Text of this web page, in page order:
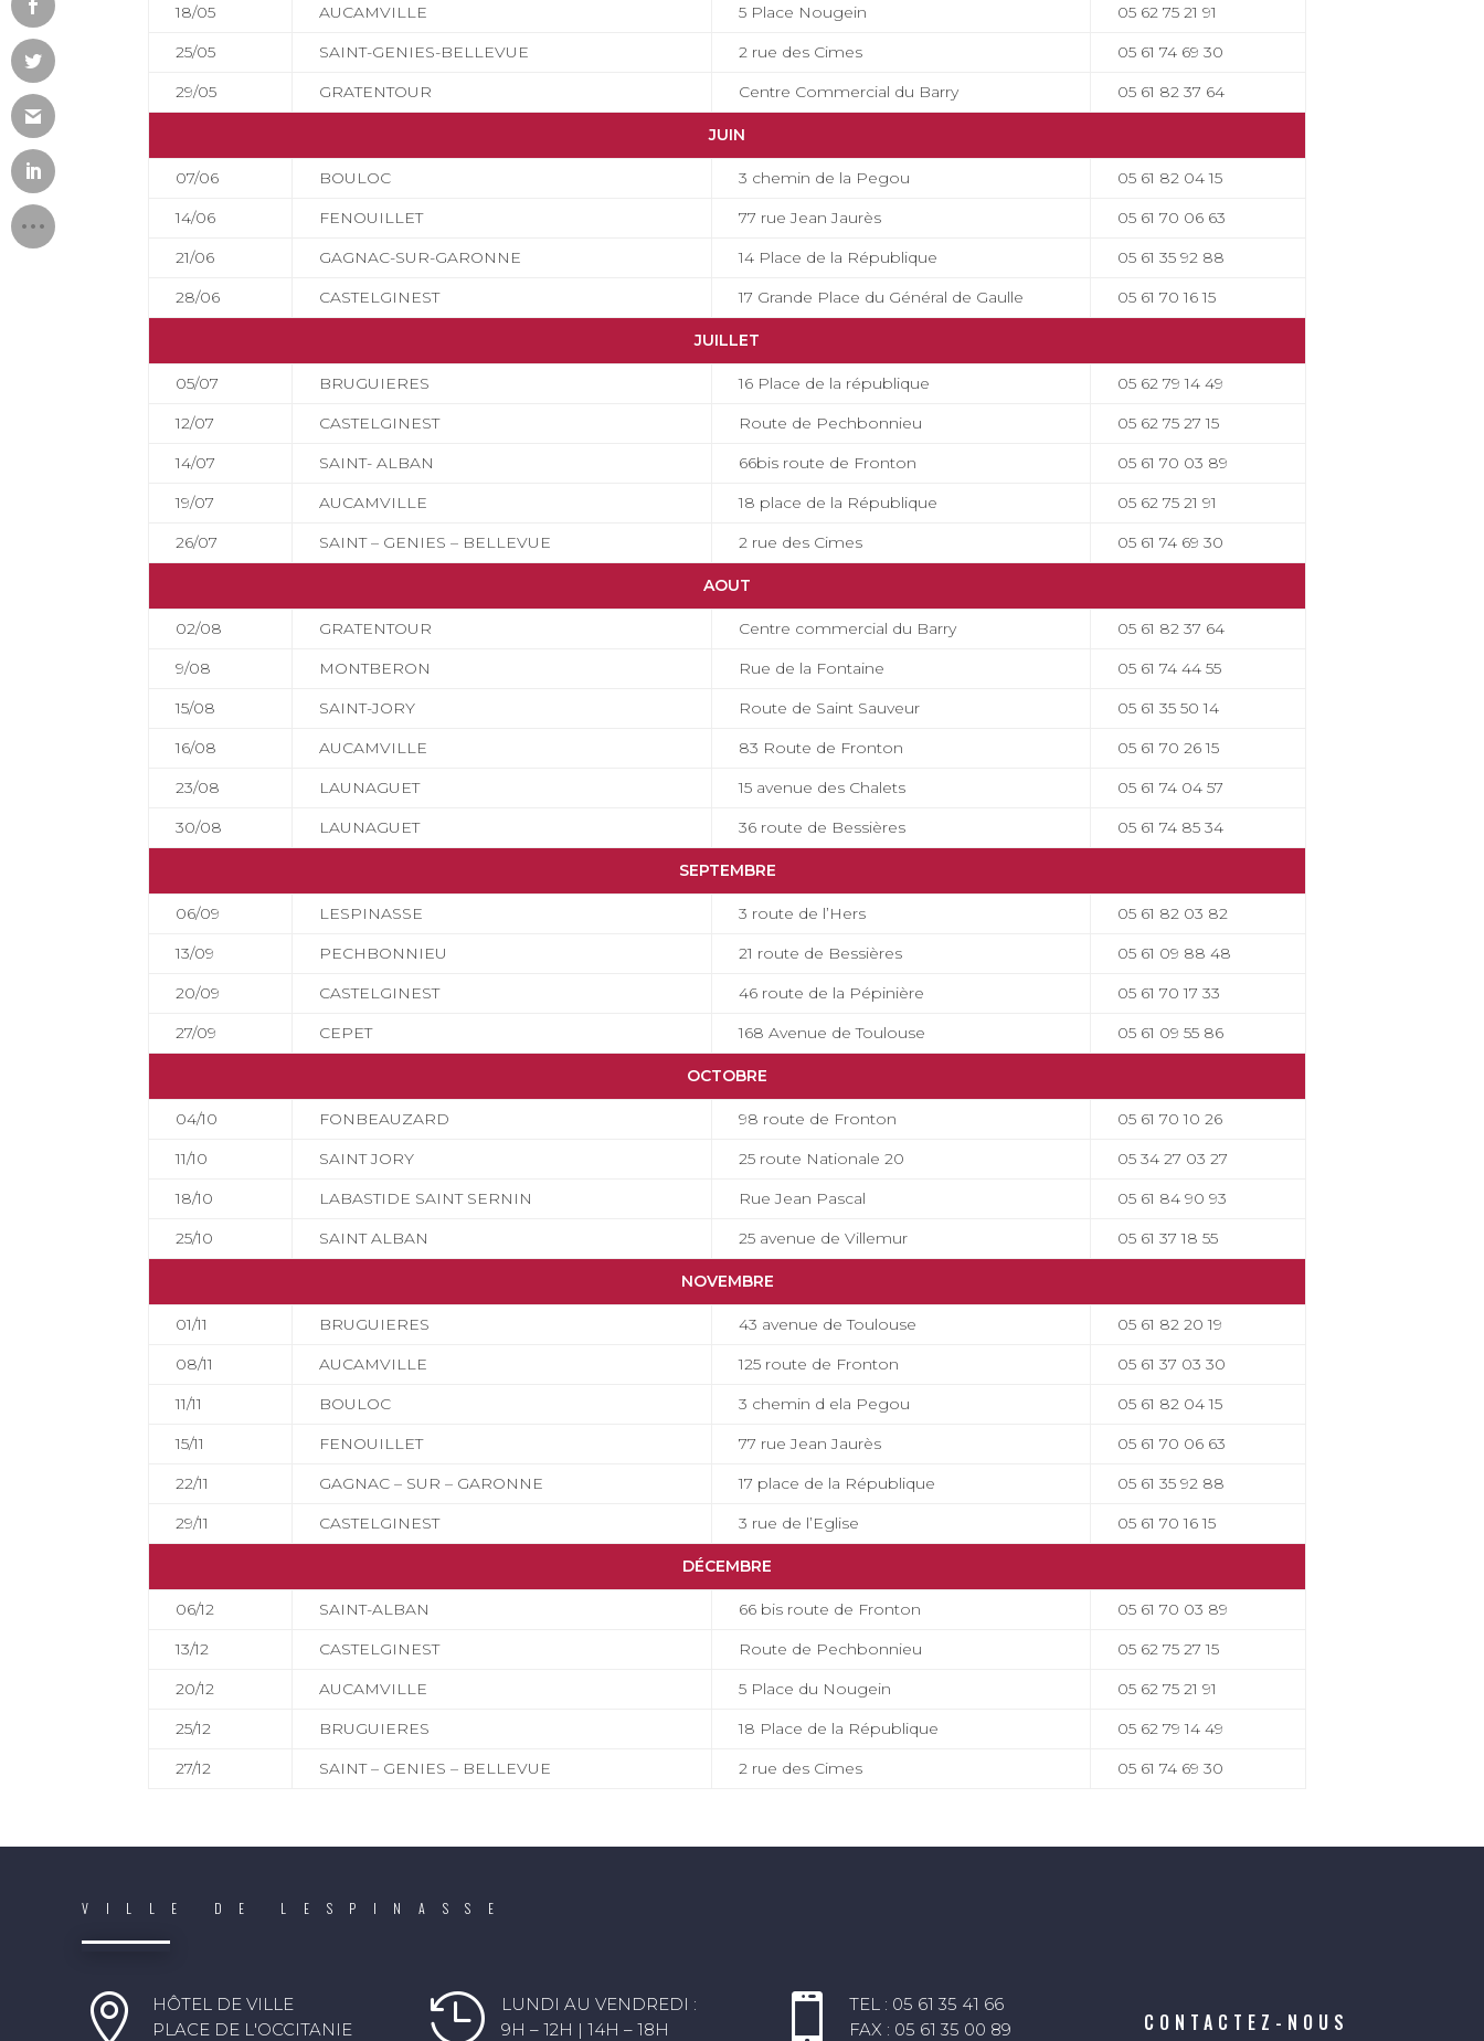
18/05
AUCAMVILLE 5 Place Nougein
05 62 75 21 91
25/05
SAINT-GENIES-BELLEVUE 2 rue des Cimes
05 61 74 69 30
29/05
GRATENTOUR Centre Commercial du Barry 05 61 82 37 64
JUIN
07/06 BOULOC 3 chemin de la Pegou
05 61 82 04 15
14/06
FENOUILLET 77 rue Jean Jaurès
05 61 70 06 63
21/06
GAGNAC-SUR-GARONNE 14 Place de la République
05 61 35 92 88
28/06
CASTELGINEST 17 Grande Place du Général de Gaulle 05 61 70 16 15
JUILLET
05/07 BRUGUIERES 16 Place de la république
05 62 79 14 49
12/07
CASTELGINEST Route de Pechbonnieu
05 62 75 27 15
14/07
SAINT- ALBAN 66bis route de Fronton
05 61 70 03 89
19/07
AUCAMVILLE 18 place de la République
05 62 75 21 91
26/07
SAINT – GENIES – BELLEVUE 2 rue des Cimes 05 61 74 69 30
AOUT
02/08 GRATENTOUR Centre commercial du Barry
05 61 82 37 64
9/08
MONTBERON Rue de la Fontaine
05 61 74 44 55
15/08
SAINT-JORY Route de Saint Sauveur
05 61 35 50 14
16/08
AUCAMVILLE 83 Route de Fronton
05 61 70 26 15
23/08
LAUNAGUET 15 avenue des Chalets
05 61 74 04 57
30/08
LAUNAGUET 36 route de Bessières 05 61 74 85 34
SEPTEMBRE
06/09 LESPINASSE 3 route de l’Hers
05 61 82 03 82
13/09
PECHBONNIEU 21 route de Bessières
05 61 09 88 48
20/09
CASTELGINEST 46 route de la Pépinière
05 61 70 17 33
27/09
CEPET 168 Avenue de Toulouse 05 61 09 55 86
OCTOBRE
04/10 FONBEAUZARD 98 route de Fronton
05 61 70 10 26
11/10
SAINT JORY 25 route Nationale 20
05 34 27 03 27
18/10
LABASTIDE SAINT SERNIN Rue Jean Pascal
05 61 84 90 93
25/10
SAINT ALBAN 25 avenue de Villemur 05 61 37 18 55
NOVEMBRE
01/11 BRUGUIERES 43 avenue de Toulouse
05 61 82 20 19
08/11
AUCAMVILLE 125 route de Fronton
05 61 37 03 30
11/11
BOULOC 3 chemin d ela Pegou
05 61 82 04 15
15/11
FENOUILLET 77 rue Jean Jaurès
05 61 70 06 63
22/11
GAGNAC – SUR – GARONNE 17 place de la République
05 61 35 92 88
29/11
CASTELGINEST 3 rue de l’Eglise 05 61 70 16 15
DÉCEMBRE
06/12 SAINT-ALBAN 66 bis route de Fronton
05 61 70 03 89
13/12
CASTELGINEST Route de Pechbonnieu
05 62 75 27 15
20/12
AUCAMVILLE 5 Place du Nougein
05 62 75 21 91
25/12
BRUGUIERES 18 Place de la République
05 62 79 14 49
27/12
SAINT – GENIES – BELLEVUE 2 rue des Cimes 05 61 74 69 30
VILLE DE LESPINASSE

HÔTEL DE VILLE
PLACE DE L'OCCITANIE

LUNDI AU VENDREDI :
9H – 12H | 14H – 18H

TEL : 05 61 35 41 66
FAX : 05 61 35 00 89
CONTACTEZ-NOUS